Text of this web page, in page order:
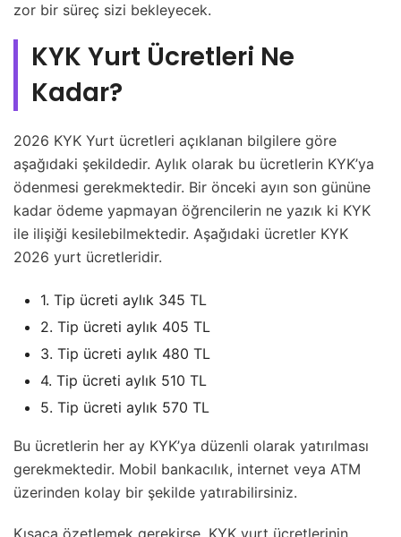
zor bir süreç sizi bekleyecek.
KYK Yurt Ücretleri Ne
Kadar?
2026 KYK Yurt ücretleri açıklanan bilgilere göre
aşağıdaki şekildedir. Aylık olarak bu ücretlerin KYK’ya
ödenmesi gerekmektedir. Bir önceki ayın son gününe
kadar ödeme yapmayan öğrencilerin ne yazık ki KYK
ile ilişiği kesilebilmektedir. Aşağıdaki ücretler KYK
2026 yurt ücretleridir.
1. Tip ücreti aylık 345 TL
2. Tip ücreti aylık 405 TL
3. Tip ücreti aylık 480 TL
4. Tip ücreti aylık 510 TL
5. Tip ücreti aylık 570 TL
Bu ücretlerin her ay KYK’ya düzenli olarak yatırılması
gerekmektedir. Mobil bankacılık, internet veya ATM
üzerinden kolay bir şekilde yatırabilirsiniz.